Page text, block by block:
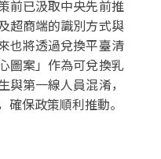
前已汲取中央先前推
超商端的識別方式與
也將透過兌換平臺清
圖案」作為可兌換乳
第一線人員混淆，
保政策順利推動。